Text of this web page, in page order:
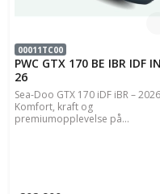
00011TC00
PWC GTX 170 BE IBR IDF
26
Sea-Doo GTX 170 iDF iBR – 2026
Komfort, kraft og
premiumopplevelse på...